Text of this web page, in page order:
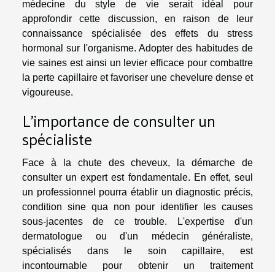
médecine du style de vie serait idéal pour
approfondir cette discussion, en raison de leur
connaissance spécialisée des effets du stress
hormonal sur l'organisme. Adopter des habitudes de
vie saines est ainsi un levier efficace pour combattre
la perte capillaire et favoriser une chevelure dense et
vigoureuse.
L'importance de consulter un
spécialiste
Face à la chute des cheveux, la démarche de
consulter un expert est fondamentale. En effet, seul
un professionnel pourra établir un diagnostic précis,
condition sine qua non pour identifier les causes
sous-jacentes de ce trouble. L'expertise d'un
dermatologue ou d'un médecin généraliste,
spécialisés dans le soin capillaire, est
incontournable pour obtenir un traitement